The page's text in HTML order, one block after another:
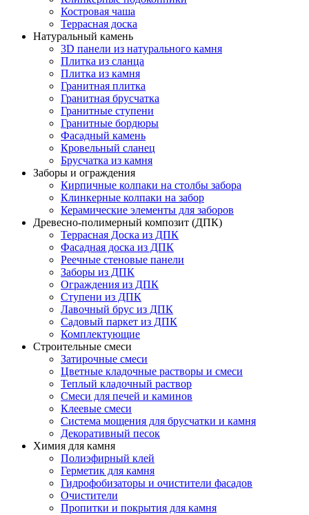
Костровая чаша
Террасная доска
Натуральный камень
3D панели из натурального камня
Плитка из сланца
Плитка из камня
Гранитная плитка
Гранитная брусчатка
Гранитные ступени
Гранитные бордюры
Фасадный камень
Кровельный сланец
Брусчатка из камня
Заборы и ограждения
Кирпичные колпаки на столбы забора
Клинкерные колпаки на забор
Керамические элементы для заборов
Древесно-полимерный композит (ДПК)
Террасная Доска из ДПК
Фасадная доска из ДПК
Реечные стеновые панели
Заборы из ДПК
Ограждения из ДПК
Ступени из ДПК
Лавочный брус из ДПК
Садовый паркет из ДПК
Комплектующие
Строительные смеси
Затирочные смеси
Цветные кладочные растворы и смеси
Теплый кладочный раствор
Смеси для печей и каминов
Клеевые смеси
Система мощения для брусчатки и камня
Декоративный песок
Химия для камня
Полиэфирный клей
Герметик для камня
Гидрофобизаторы и очистители фасадов
Очистители
Пропитки и покрытия для камня